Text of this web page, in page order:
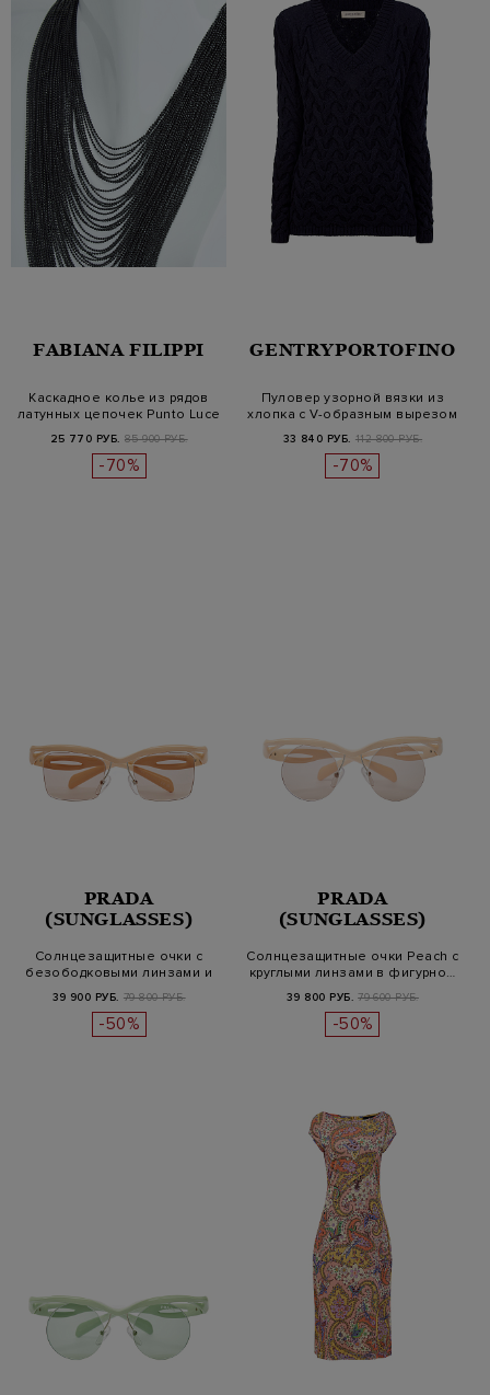
FABIANA FILIPPI
Каскадное колье из рядов
латунных цепочек Punto Luce
25 770 РУБ. 85 900 РУБ.
-70%
GENTRYPORTOFINO
Пуловер узорной вязки из
хлопка с V-образным вырезом
33 840 РУБ. 112 800 РУБ.
-70%
PRADA
(SUNGLASSES)
Солнцезащитные очки с
безободковыми линзами и
фигурной…
39 900 РУБ. 79 800 РУБ.
-50%
PRADA
(SUNGLASSES)
Солнцезащитные очки Peach с
круглыми линзами в фигурно…
39 800 РУБ. 79 600 РУБ.
-50%